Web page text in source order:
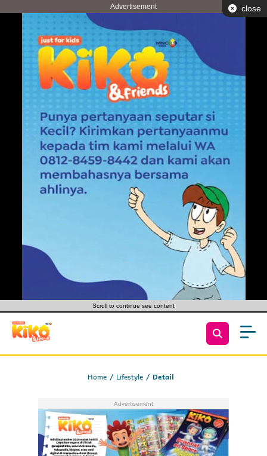
Advertisement close
Scroll to continue see content
Home Lifestyle Detail